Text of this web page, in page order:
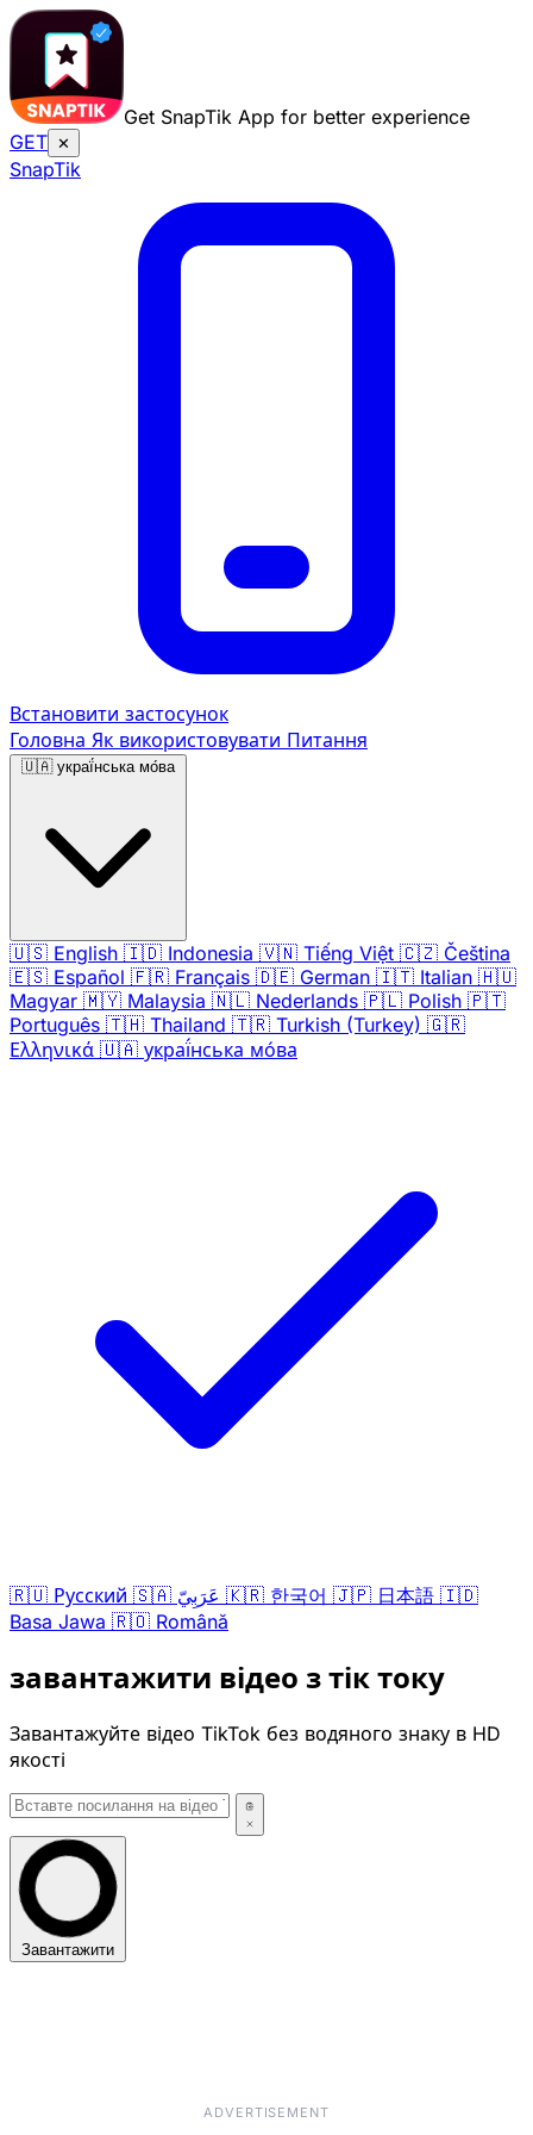
Get SnapTik App for better experience
GET ✕
SnapTik
Встановити застосунок
Головна Як використовувати Питання
🇺🇦 украї́нська мо́ва
🇺🇸 English 🇮🇩 Indonesia 🇻🇳 Tiếng Việt 🇨🇿 Čeština
🇪🇸 Español 🇫🇷 Français 🇩🇪 German 🇮🇹 Italian 🇭🇺
Magyar 🇲🇾 Malaysia 🇳🇱 Nederlands 🇵🇱 Polish 🇵🇹
Português 🇹🇭 Thailand 🇹🇷 Turkish (Turkey) 🇬🇷
Ελληνικά 🇺🇦 украї́нська мо́ва
🇷🇺 Русский 🇸🇦 عَرَبِيّ 🇰🇷 한국어 🇯🇵 日本語 🇮🇩
Basa Jawa 🇷🇴 Română
завантажити відео з тік току
Завантажуйте відео TikTok без водяного знаку в HD
якості
Завантажити
ADVERTISEMENT